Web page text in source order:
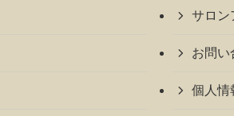
サロン
お問い
個人情